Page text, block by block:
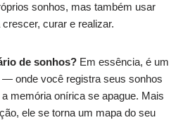
sonhos, mas também usar
curar e realizar.
de sonhos? Em essência, é um
onde você registra seus sonhos
memória onírica se apague. Mais
ele se torna um mapa do seu